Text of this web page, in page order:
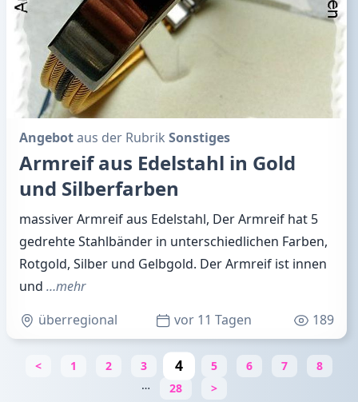
Angebotaus der Rubrik Sonstiges
Armreif aus Edelstahl in Gold
und Silberfarben
massiver Armreif aus Edelstahl, Der Armreif hat 5
gedrehte Stahlbänder in unterschiedlichen Farben,
Rotgold, Silber und Gelbgold. Der Armreif ist innen
und …mehr
überregional
vor 11 Tagen 189
< 1 2 3 4 5 6 7
8
…
28 >